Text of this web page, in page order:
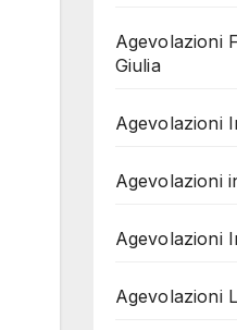
Agevolazioni
Giulia
Agevolazioni
Agevolazioni
Agevolazioni
Agevolazioni